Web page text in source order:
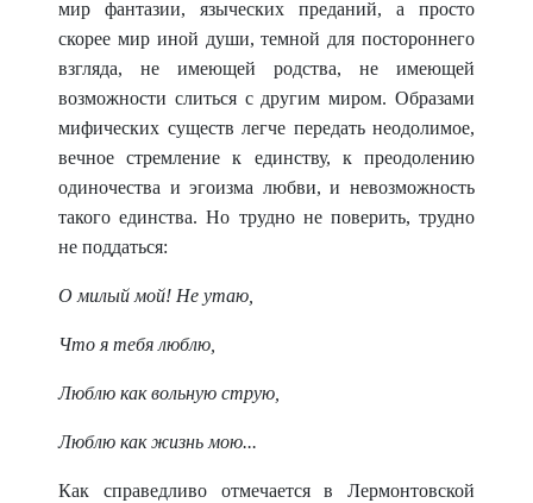
мир фантазии, языческих преданий, а просто
скорее мир иной души, темной для постороннего
взгляда, не имеющей родства, не имеющей
возможности слиться с другим миром. Образами
мифических существ легче передать неодолимое,
вечное стремление к единству, к преодолению
одиночества и эгоизма любви, и невозможность
такого единства. Но трудно не поверить, трудно
не поддаться:
О милый мой! Не утаю,
Что я тебя люблю,
Люблю как вольную струю,
Люблю как жизнь мою...
Как справедливо отмечается в Лермонтовской